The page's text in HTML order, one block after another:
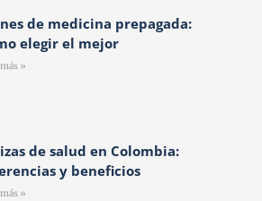
de medicina prepagada:
elegir el mejor
»
de salud en Colombia:
y beneficios
»